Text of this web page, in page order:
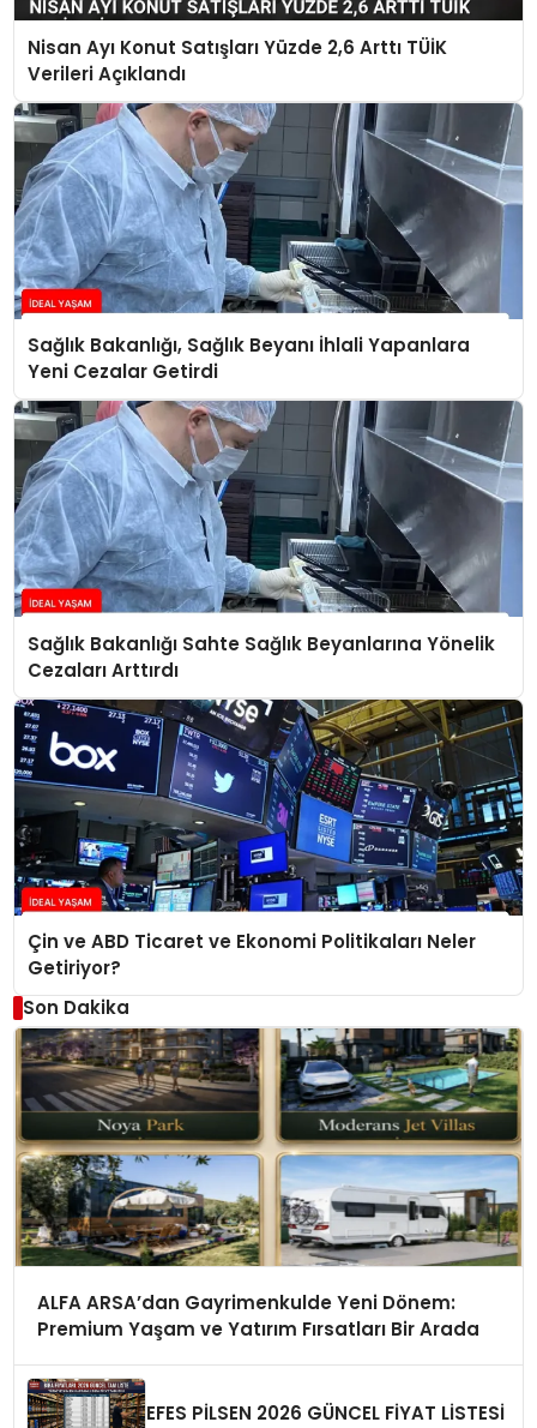
Nisan Ayı Konut Satışları Yüzde 2,6 Arttı TÜİK
Verileri Açıklandı
Sağlık Bakanlığı, Sağlık Beyanı İhlali Yapanlara
Yeni Cezalar Getirdi
Sağlık Bakanlığı Sahte Sağlık Beyanlarına Yönelik
Cezaları Arttırdı
Çin ve ABD Ticaret ve Ekonomi Politikaları Neler
Getiriyor?
Son Dakika
ALFA ARSA’dan Gayrimenkulde Yeni Dönem:
Premium Yaşam ve Yatırım Fırsatları Bir Arada
EFES PİLSEN 2026 GÜNCEL FİYAT LİSTESİ